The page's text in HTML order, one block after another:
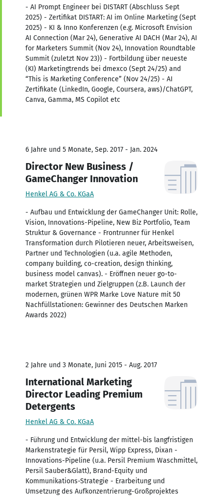
- AI Prompt Engineer bei DISTART (Abschluss Sept
2025) - Zertifikat DISTART: AI im Online Marketing (Sept
2025) - KI & Inno Konferenzen (e.g. Microsoft Envision
AI Connection (Mar 24), Generative AI DACH (Mar 24), AI
for Marketers Summit (Nov 24), Innovation Roundtable
Summit (zuletzt Nov 23)) - Fortbildung über neueste
(KI) Marketingtrends bei dmexco (Sept 24/25) and
“This is Marketing Conference” (Nov 24/25) - AI
Zertifikate (LinkedIn, Google, Coursera, aws)/ChatGPT,
Canva, Gamma, MS Copilot etc
6 Jahre und 5 Monate, Sep. 2017 - Jan. 2024
Director New Business /
GameChanger Innovation
Henkel AG & Co. KGaA
- Aufbau und Entwicklung der GameChanger Unit: Rolle,
Vision, Innovations-Pipeline, New Biz Portfolio, Team
Struktur & Governance - Frontrunner für Henkel
Transformation durch Pilotieren neuer, Arbeitsweisen,
Partner und Technologien (u.a. agile Methoden,
company building, co-creation, design thinking,
business model canvas). - Eröffnen neuer go-to-
market Strategien und Zielgruppen (z.B. Launch der
modernen, grünen WPR Marke Love Nature mit 50
Nachfüllstationen: Gewinner des Deutschen Marken
Awards 2022)
2 Jahre und 3 Monate, Juni 2015 - Aug. 2017
International Marketing
Director Leading Premium
Detergents
Henkel AG & Co. KGaA
- Führung und Entwicklung der mittel-bis langfristigen
Markenstrategie für Persil, Wipp Express, Dixan -
Innovations-Pipeline (u.a. Persil Premium Waschmittel,
Persil Sauber&Glatt), Brand-Equity und
Kommunikations-Strategie - Erarbeitung und
Umsetzung des Aufkonzentrierung-Großprojektes